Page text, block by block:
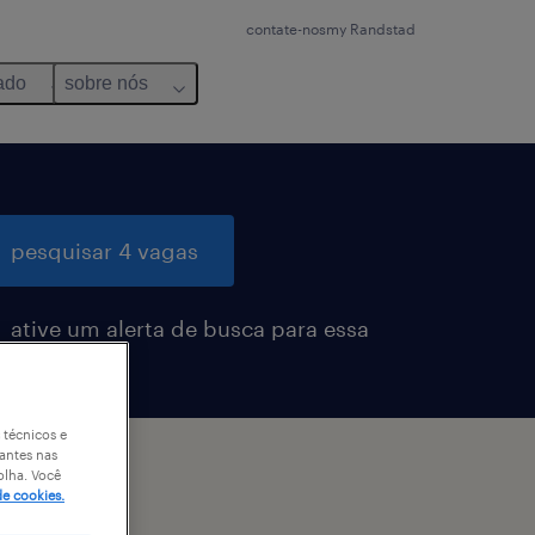
contate-nosmy Randstad
sobre nós
pesquisar 4 vagas
ative um alerta de busca para essa
técnicos e
nas
Você
cookies.